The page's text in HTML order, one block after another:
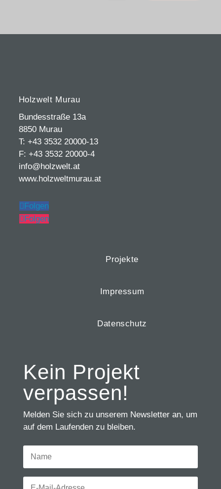
Holzwelt Murau
Bundesstraße 13a
8850 Murau
T: +43 3532 20000-13
F: +43 3532 20000-4
info@holzwelt.at
www.holzweltmurau.at
Folgen
Folgen
Projekte
Impressum
Datenschutz
Kein Projekt
verpassen!
Melden Sie sich zu unserem Newsletter an, um
auf dem Laufenden zu bleiben.